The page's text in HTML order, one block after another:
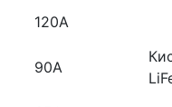
120А
90А